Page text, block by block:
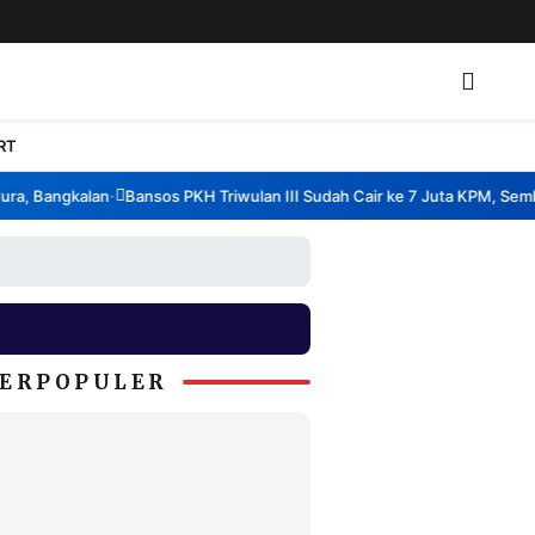
Bangkalan• Bansos PKH Triwulan III Sudah Cair ke 7 Juta KPM,